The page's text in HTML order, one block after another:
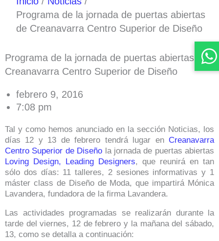
Programa de la jornada de puertas abiertas
de Creanavarra Centro Superior de Diseño
Programa de la jornada de puertas abiertas de
Creanavarra Centro Superior de Diseño
febrero 9, 2016
7:08 pm
Tal y como hemos anunciado en la sección Noticias, los
días 12 y 13 de febrero tendrá lugar en Creanavarra
Centro Superior de Diseño la jornada de puertas abiertas
Loving Design, Leading Designers, que reunirá en tan
sólo dos días: 11 talleres, 2 sesiones informativas y 1
máster class de Diseño de Moda, que impartirá Mónica
Lavandera, fundadora de la firma Lavandera.
Las actividades programadas se realizarán durante la
tarde del viernes, 12 de febrero y la mañana del sábado,
13, como se detalla a continuación: